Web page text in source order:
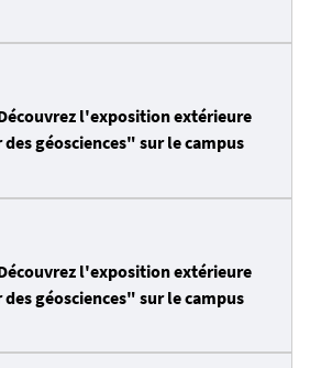
l'exposition extérieure
géosciences" sur le campus
l'exposition extérieure
géosciences" sur le campus